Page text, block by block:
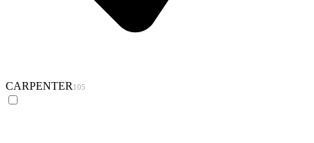
CARPENTER 105